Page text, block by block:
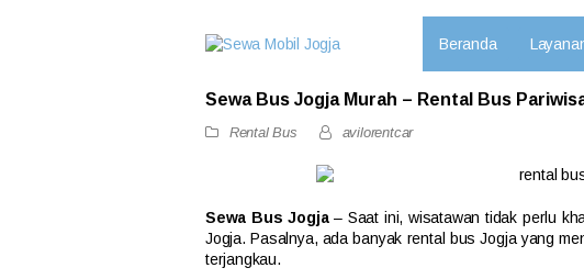
Beranda
Sewa Bus Jogja Murah – Rental Bus
Rental Bus avilorentcar
Sewa Bus Jogja– Saat ini, wisatawan tidak perlu
Jogja. Pasalnya, ada banyak rental bus Jogja yang
terjangkau.